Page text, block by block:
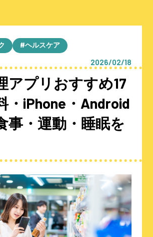
#ヘルスケア
2026/02/18
アプリおすすめ17
・iPhone・Android
事・運動・睡眠を